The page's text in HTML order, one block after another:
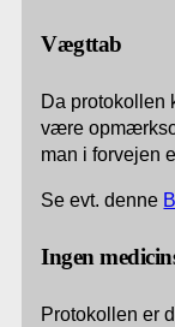
Vægttab
Da protokollen
være
man i forvejen
Se evt. denne
Ingen
Protokollen er